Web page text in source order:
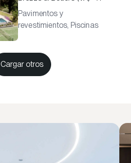
Pavimentos y
revestimientos, Piscinas
Cargar otros